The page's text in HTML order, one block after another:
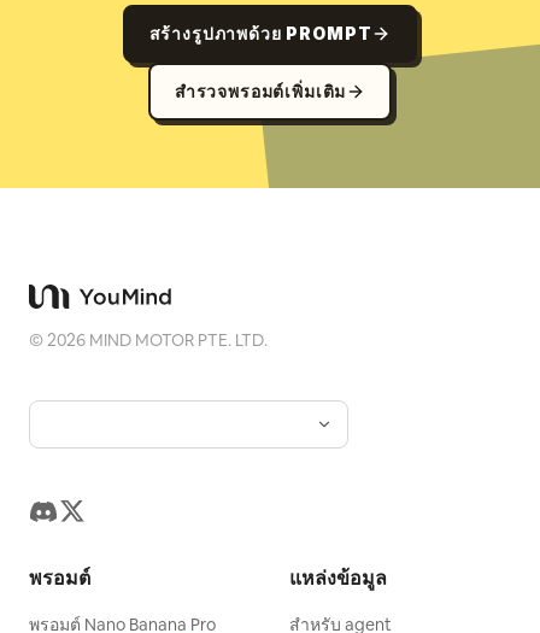
สร้างรูปภาพด้วย PROMPT
สำรวจพรอมต์เพิ่มเติม
©2026 MIND MOTOR PTE. LTD.
พรอมต์
พรอมต์ Nano Banana Pro
แหล่งข้อมูล
สำหรับ agent